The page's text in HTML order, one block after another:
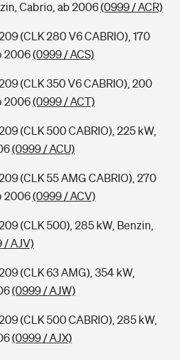
Cabrio, ab 2006(0999 / ACR)
(CLK 280 V6 CABRIO), 170
2006(0999 / ACS)
(CLK 350 V6 CABRIO), 200
2006(0999 / ACT)
(CLK 500 CABRIO), 225 kW,
(0999 / ACU)
(CLK 55 AMG CABRIO), 270
2006(0999 / ACV)
(CLK 500), 285 kW, Benzin,
/ AJV)
(CLK 63 AMG), 354 kW,
(0999 / AJW)
(CLK 500 CABRIO), 285 kW,
(0999 / AJX)